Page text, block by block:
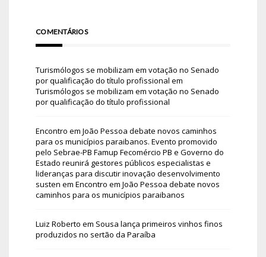
COMENTÁRIOS
Turismólogos se mobilizam em votação no Senado
por qualificação do título profissional em
Turismólogos se mobilizam em votação no Senado
por qualificação do título profissional
Encontro em João Pessoa debate novos caminhos
para os municípios paraibanos. Evento promovido
pelo Sebrae-PB Famup Fecomércio PB e Governo do
Estado reunirá gestores públicos especialistas e
lideranças para discutir inovação desenvolvimento
susten em Encontro em João Pessoa debate novos
caminhos para os municípios paraibanos
Luiz Roberto em Sousa lança primeiros vinhos finos
produzidos no sertão da Paraíba